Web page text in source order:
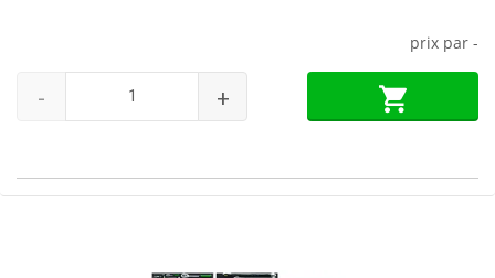
prix par -
- +